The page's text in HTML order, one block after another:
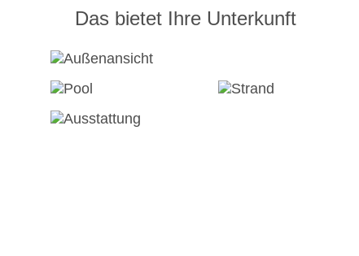
Das bietet Ihre Unterkunft